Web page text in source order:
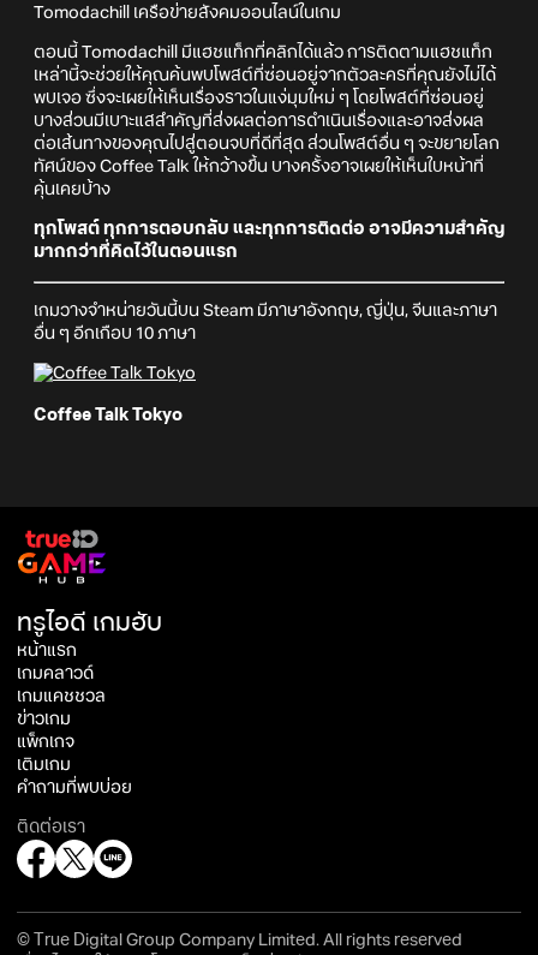
Tomodachill เครือข่ายสังคมออนไลน์ในเกม
ตอนนี้ Tomodachill มีแฮชแท็กที่คลิกได้แล้ว การติดตามแฮชแท็ก
เหล่านี้จะช่วยให้คุณค้นพบโพสต์ที่ซ่อนอยู่จากตัวละครที่คุณยังไม่ได้
พบเจอ ซึ่งจะเผยให้เห็นเรื่องราวในแง่มุมใหม่ ๆ โดยโพสต์ที่ซ่อนอยู่
บางส่วนมีเบาะแสสำคัญที่ส่งผลต่อการดำเนินเรื่องและอาจส่งผล
ต่อเส้นทางของคุณไปสู่ตอนจบที่ดีที่สุด ส่วนโพสต์อื่น ๆ จะขยายโลก
ทัศน์ของ Coffee Talk ให้กว้างขึ้น บางครั้งอาจเผยให้เห็นใบหน้าที่
คุ้นเคยบ้าง
ทุกโพสต์ ทุกการตอบกลับ และทุกการติดต่อ อาจมีความสำคัญ
มากกว่าที่คิดไว้ในตอนแรก
เกมวางจำหน่ายวันนี้บน Steam มีภาษาอังกฤษ, ญี่ปุ่น, จีนและภาษา
อื่น ๆ อีกเกือบ 10 ภาษา
Coffee Talk Tokyo
ทรูไอดี เกมฮับ
หน้าแรก
เกมคลาวด์
เกมแคชชวล
ข่าวเกม
แพ็กเกจ
เติมเกม
คำถามที่พบบ่อย
ติดต่อเรา
© True Digital Group Company Limited. All rights reserved